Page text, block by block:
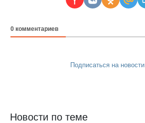
0 комментариев
Подписаться на новости
Новости по теме